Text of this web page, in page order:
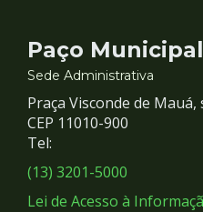
Contato
e
Redes
Sociais
Paço Municipal
Sede Administrativa
Praça Visconde de Mauá,
CEP 11010-900
Tel:
(13) 3201-5000
Lei de Acesso à